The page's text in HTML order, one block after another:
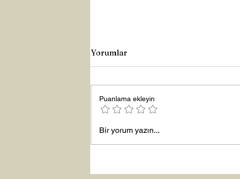
Yorumlar
Puanlama ekleyin
Bir yorum yazın...